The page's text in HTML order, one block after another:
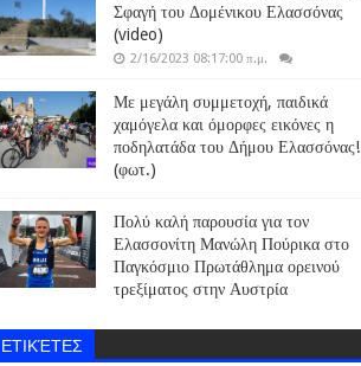
Σφαγή του Δομένικου Ελασσόνας
(video)
2/16/2023 08:17:00 π.μ.
Με μεγάλη συμμετοχή, παιδικά
χαμόγελα και όμορφες εικόνες η
ποδηλατάδα του Δήμου Ελασσόνας!
(φωτ.)
Πολύ καλή παρουσία για τον
Ελασσονίτη Μανώλη Πούρικα στο
Παγκόσμιο Πρωτάθλημα ορεινού
τρεξίματος στην Αυστρία
ΕΤΙΚΈΤΕΣ